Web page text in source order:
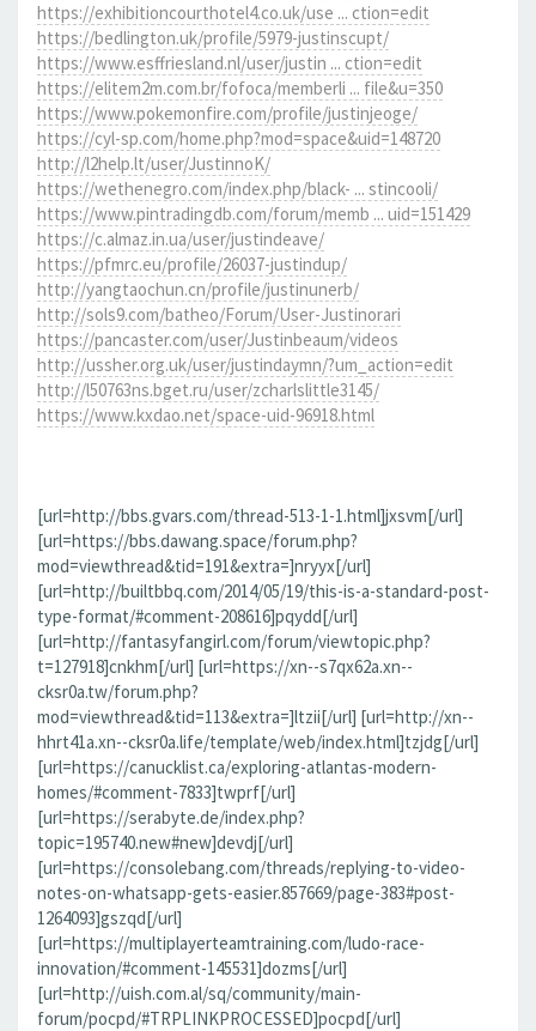
https://exhibitioncourthotel4.co.uk/use ... ction=edit
https://bedlington.uk/profile/5979-justinscupt/
https://www.esffriesland.nl/user/justin ... ction=edit
https://elitem2m.com.br/fofoca/memberli ... file&u=350
https://www.pokemonfire.com/profile/justinjeoge/
https://cyl-sp.com/home.php?mod=space&uid=148720
http://l2help.lt/user/JustinnoK/
https://wethenegro.com/index.php/black- ... stincooli/
https://www.pintradingdb.com/forum/memb ... uid=151429
https://c.almaz.in.ua/user/justindeave/
https://pfmrc.eu/profile/26037-justindup/
http://yangtaochun.cn/profile/justinunerb/
http://sols9.com/batheo/Forum/User-Justinorari
https://pancaster.com/user/Justinbeaum/videos
http://ussher.org.uk/user/justindaymn/?um_action=edit
http://l50763ns.bget.ru/user/zcharlslittle3145/
https://www.kxdao.net/space-uid-96918.html
[url=http://bbs.gvars.com/thread-513-1-1.html]jxsvm[/url]
[url=https://bbs.dawang.space/forum.php?
mod=viewthread&tid=191&extra=]nryyx[/url]
[url=http://builtbbq.com/2014/05/19/this-is-a-standard-post-
type-format/#comment-208616]pqydd[/url]
[url=http://fantasyfangirl.com/forum/viewtopic.php?
t=127918]cnkhm[/url] [url=https://xn--s7qx62a.xn--
cksr0a.tw/forum.php?
mod=viewthread&tid=113&extra=]ltzii[/url] [url=http://xn--
hhrt41a.xn--cksr0a.life/template/web/index.html]tzjdg[/url]
[url=https://canucklist.ca/exploring-atlantas-modern-
homes/#comment-7833]twprf[/url]
[url=https://serabyte.de/index.php?
topic=195740.new#new]devdj[/url]
[url=https://consolebang.com/threads/replying-to-video-
notes-on-whatsapp-gets-easier.857669/page-383#post-
1264093]gszqd[/url]
[url=https://multiplayerteamtraining.com/ludo-race-
innovation/#comment-145531]dozms[/url]
[url=http://uish.com.al/sq/community/main-
forum/pocpd/#TRPLINKPROCESSED]pocpd[/url]